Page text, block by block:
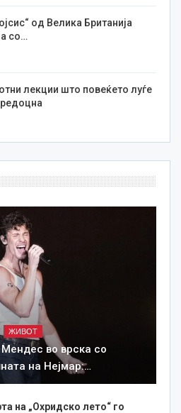
од Велика Британија
со…
лекции што повеќето луѓе
ЖИВОТ
во врска со
на Нејмар:…
на „Охридско лето“ го